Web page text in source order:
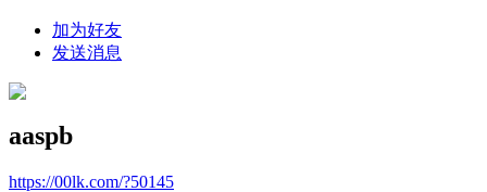
加为好友
发送消息
aaspb
https://00lk.com/?50145